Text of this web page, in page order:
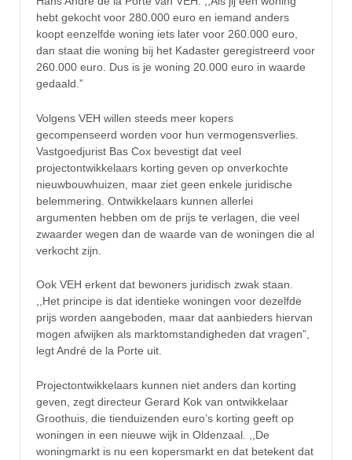
hebt gekocht voor 280.000 euro en iemand anders
koopt eenzelfde woning iets later voor 260.000 euro,
dan staat die woning bij het Kadaster geregistreerd voor
260.000 euro. Dus is je woning 20.000 euro in waarde
gedaald.”
Volgens VEH willen steeds meer kopers
gecompenseerd worden voor hun vermogensverlies.
Vastgoedjurist Bas Cox bevestigt dat veel
projectontwikkelaars korting geven op onverkochte
nieuwbouwhuizen, maar ziet geen enkele juridische
belemmering. Ontwikkelaars kunnen allerlei
argumenten hebben om de prijs te verlagen, die veel
zwaarder wegen dan de waarde van de woningen die al
verkocht zijn.
Ook VEH erkent dat bewoners juridisch zwak staan.
,,Het principe is dat identieke woningen voor dezelfde
prijs worden aangeboden, maar dat aanbieders hiervan
mogen afwijken als marktomstandigheden dat vragen”,
legt André de la Porte uit.
Projectontwikkelaars kunnen niet anders dan korting
geven, zegt directeur Gerard Kok van ontwikkelaar
Groothuis, die tienduizenden euro’s korting geeft op
woningen in een nieuwe wijk in Oldenzaal. ,,De
woningmarkt is nu een kopersmarkt en dat betekent dat